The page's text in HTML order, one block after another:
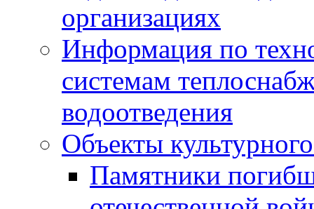
организациях
Информация по
системам
водоотведения
Объекты
Памятники